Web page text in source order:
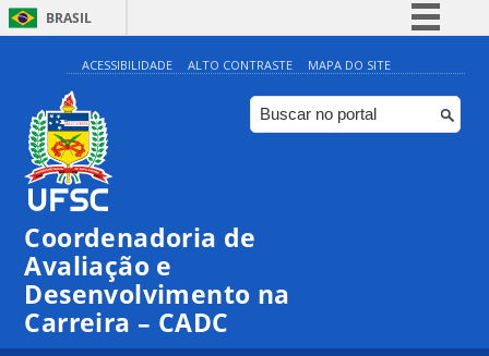
BRASIL
Simplifique!
Comunica BR
Participe
ACESSIBILIDADE ALTO CONTRASTE MAPA DO SITE
Coordenadoria de
Avaliação e
Desenvolvimento na
Carreira – CADC